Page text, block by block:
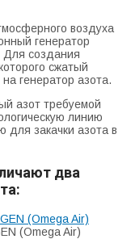
воздуха
генератор
Для создания
сжатый
генератор азота.
азот требуемой
линию
закачки азота в
два